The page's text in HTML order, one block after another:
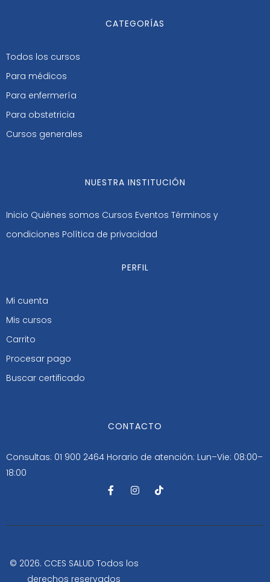
CATEGORÍAS
Todos los cursos
Para médicos
Para enfermería
Para obstetricia
Cursos generales
NUESTRA INSTITUCIÓN
Inicio Quiénes somos Cursos Eventos Términos y
condiciones Política de privacidad
PERFIL
Mi cuenta
Mis cursos
Carrito
Procesar pago
Buscar certificado
CONTACTO
Consultas: 01 900 2464 Horario de atención: Lun–Vie: 08:00–
18:00
F
a
b
-
I
n
a
m
T
i
o
© 2026. CCES SALUD Todos los
derechos reservados